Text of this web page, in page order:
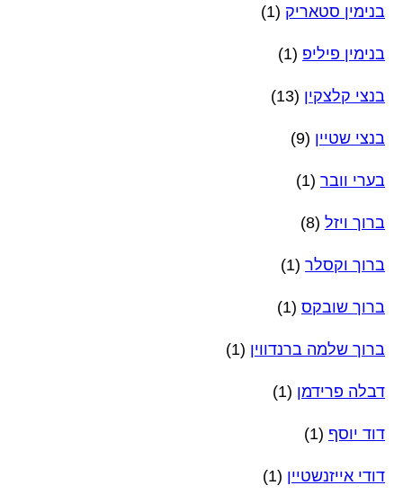
בנימין סטאריק (1)
בנימין פיליפ (1)
בנצי קלצקין (13)
בנצי שטיין (9)
בערי וובר (1)
ברוך ויזל (8)
ברוך וקסלר (1)
ברוך שובקס (1)
ברוך שלמה ברנדווין (1)
דבלה פרידמן (1)
דוד יוסף (1)
דודי אייזנשטיין (1)